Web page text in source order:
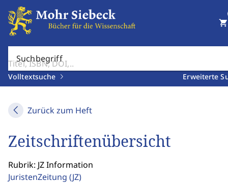
Suchbegriff
Volltextsuche Erweiterte
shopping_cart
Zurück zum Heft
Zeitschriftenübersicht
Rubrik: JZ Information
JuristenZeitung (JZ)